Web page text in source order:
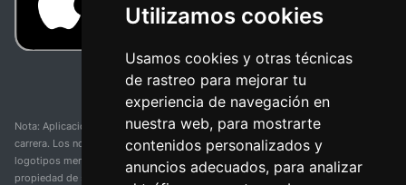
Utilizamos cookies
Usamos cookies y otras técnicas
de rastreo para mejorar tu
experiencia de navegación en
nuestra web, para mostrarte
contenidos personalizados y
anuncios adecuados, para analizar
Nota: Aplicación y web no oficial y no relacionada con ninguna organización o
carrera. Los nombres de equipos, competiciones, marcas comerciales y
logotipos mencionados en esta página de resultados de ciclismo son
propiedad de sus respectivos dueños. No tenemos afiliación, patrocinio ni